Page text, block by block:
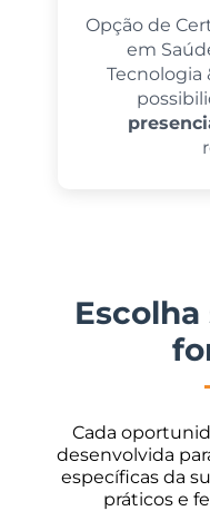
Opção de
em
Tecnologia
Cada
desenvolvida
específicas da
práticos e